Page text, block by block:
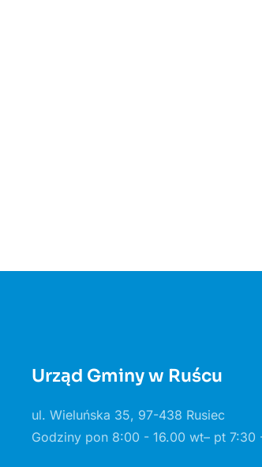
Urząd Gminy w Ruścu
ul. Wieluńska 35, 97-438 Rusiec
Godziny pon 8:00 - 16.00 wt– pt 7:30